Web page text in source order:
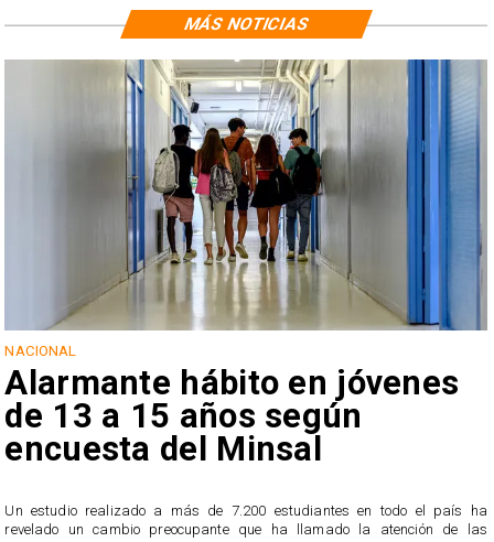
NACIONAL
Alarmante hábito en jóvenes
de 13 a 15 años según
encuesta del Minsal
Un estudio realizado a más de 7.200 estudiantes en todo el país ha
revelado un cambio preocupante que ha llamado la atención de las
MÁS NOTICIAS